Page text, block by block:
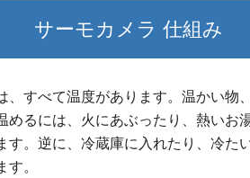
サーモカメラ 仕組み
、すべて温度があります。温かい物
めるには、火にあぶったり、熱いお
す。逆に、冷蔵庫に入れたり、冷た
す。